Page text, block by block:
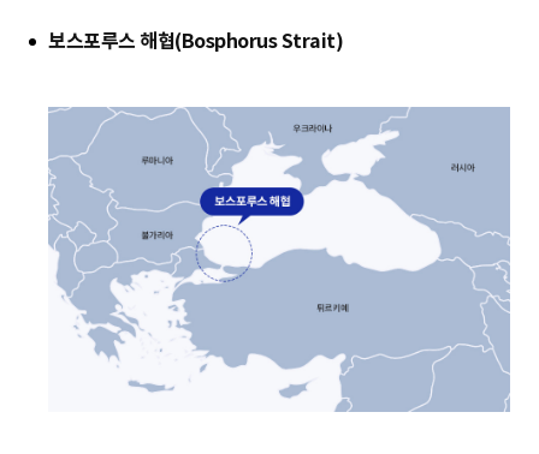
보스포루스 해협(Bosphorus Strait)